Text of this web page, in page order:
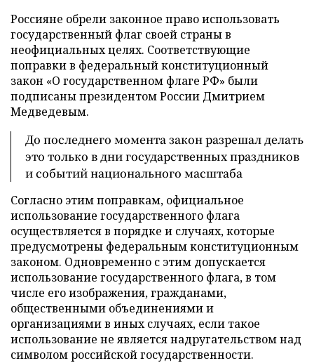
Россияне обрели законное право использовать
государственный флаг своей страны в
неофициальных целях. Соответствующие
поправки в федеральный конституционный
закон «О государственном флаге РФ» были
подписаны президентом России Дмитрием
Медведевым.
До последнего момента закон разрешал делать
это только в дни государственных праздников
и событий национального масштаба
Согласно этим поправкам, официальное
использование государственного флага
осуществляется в порядке и случаях, которые
предусмотрены федеральным конституционным
законом. Одновременно с этим допускается
использование государственного флага, в том
числе его изображения, гражданами,
общественными объединениями и
организациями в иных случаях, если такое
использование не является надругательством над
символом российской государственности.